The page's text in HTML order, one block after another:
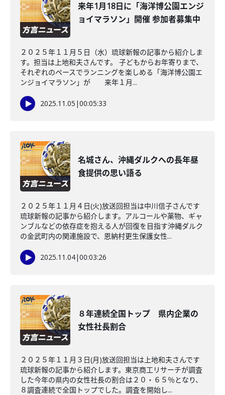
来年1月18日に「海洋博公園エンジ
ョイマラソン」開催 参加者募集中
２０２５年１１月５日（水）琉球新報の記事から紹介しま
す。担当は上地和夫さんです。 子どもからお年寄りまで、
それぞれのペースでランニングを楽しめる「海洋博公園エ
ンジョイマラソン」が 来年１月...
2025.11.05 |00:05:33
名城さん、沖縄ダルクへの長年昼
食提供の思い語る
２０２５年１１月４日(火)放送回担当は中川信子さんです
琉球新報の記事から紹介します。アルコールや薬物、ギャ
ンブルなどの依存症を抱える人が回復を目指す沖縄ダルク
の金武町内の関連施設で、恩納村更生保護女性...
2025.11.04|00:03:26
８年連続全国トップ 県内企業の
女性社長割合
２０２５年１１月３日(月)放送回担当は上地和夫さんです
琉球新報の記事から紹介します。東京商工リサーチが調査
した今年の県内の女性社長の割合は２０・６５％となり、
８調査連続で全国トップでした。調査を開始し...